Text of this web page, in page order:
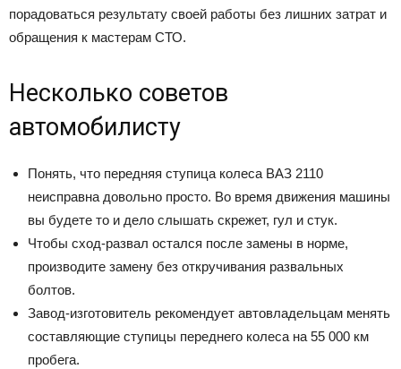
порадоваться результату своей работы без лишних затрат и
обращения к мастерам СТО.
Несколько советов
автомобилисту
Понять, что передняя ступица колеса ВАЗ 2110
неисправна довольно просто. Во время движения машины
вы будете то и дело слышать скрежет, гул и стук.
Чтобы сход-развал остался после замены в норме,
производите замену без откручивания развальных
болтов.
Завод-изготовитель рекомендует автовладельцам менять
составляющие ступицы переднего колеса на 55 000 км
пробега.